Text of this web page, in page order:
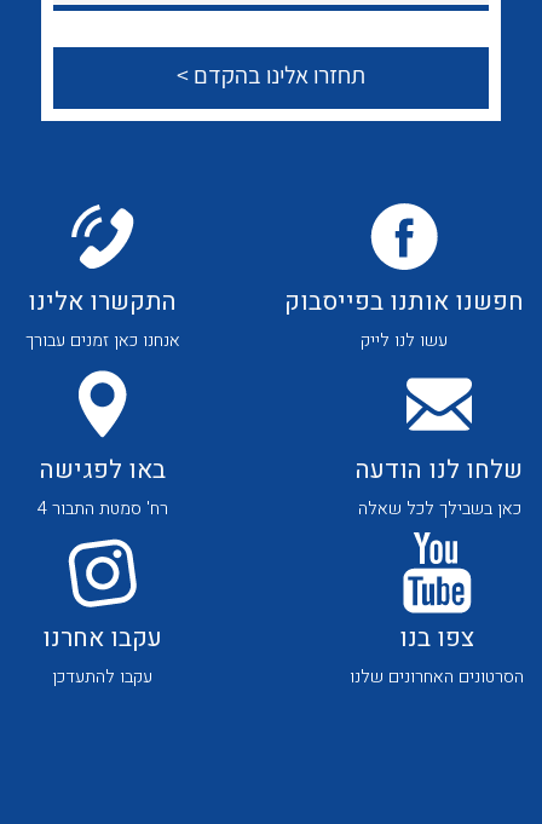
לכל מוצרי היצרן לכל מוצרי היצרן
לכל מוצרי היצרן לכל מוצרי היצרן
לכל מוצרי היצרן לכל מוצרי היצרן
חפשנו אותנו בפייסבוק
עשו לנו לייק
התקשרו אלינו
אנחנו כאן זמנים עבורך
שלחו לנו הודעה
כאן בשבילך לכל שאלה
באו לפגישה
רח' סמטת התבור 4
צפו בנו
הסרטונים האחרונים שלנו
עקבו אחרנו
עקבו להתעדכן